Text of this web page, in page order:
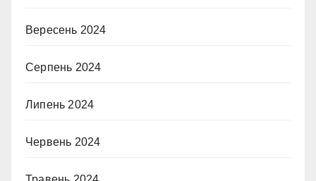
Вересень 2024
Серпень 2024
Липень 2024
Червень 2024